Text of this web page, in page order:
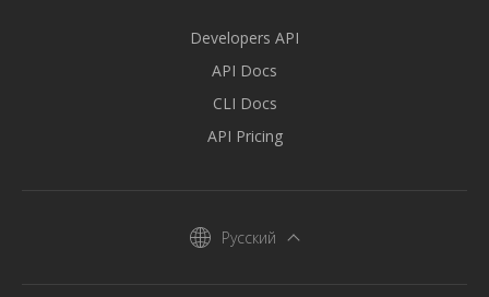
Developers API
API Docs
CLI Docs
API Pricing
Русский